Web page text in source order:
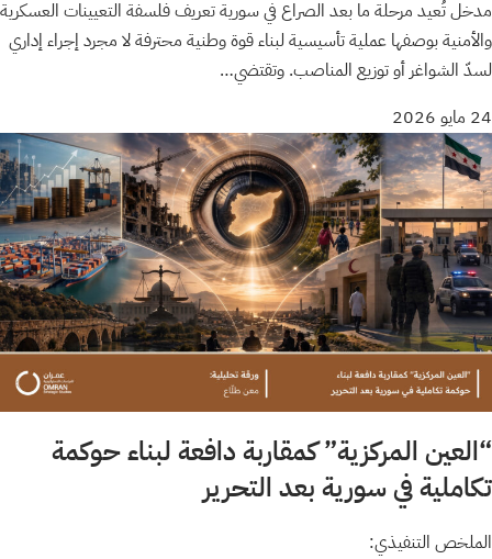
مدخل تُعيد مرحلة ما بعد الصراع في سورية تعريف فلسفة التعيينات العسكرية
والأمنية بوصفها عملية تأسيسية لبناء قوة وطنية محترفة لا مجرد إجراء إداري
لسدّ الشواغر أو توزيع المناصب. وتقتضي…
24 مايو 2026
“العين المركزية” كمقاربة دافعة لبناء حوكمة
تكاملية في سورية بعد التحرير
الملخص التنفيذي: